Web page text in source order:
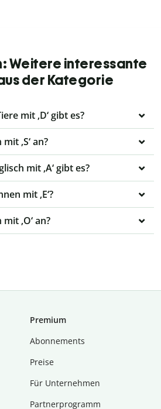
Weitere interessante
der Kategorie
mit ‚D‘ gibt es?
‚S‘ an?
mit ‚A‘ gibt es?
mit ‚E‘?
‚O‘ an?
Premium
Abon­ne­ments
Preise
Für Unternehmen
Partnerprogramm